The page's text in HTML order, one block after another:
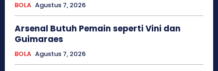
BOLA Agustus 7, 2026
Arsenal Butuh Pemain seperti Vini dan
Guimaraes
BOLA Agustus 7, 2026